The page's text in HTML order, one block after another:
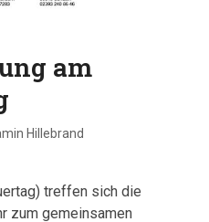
am
Hillebrand
treffen sich die
zum gemeinsamen